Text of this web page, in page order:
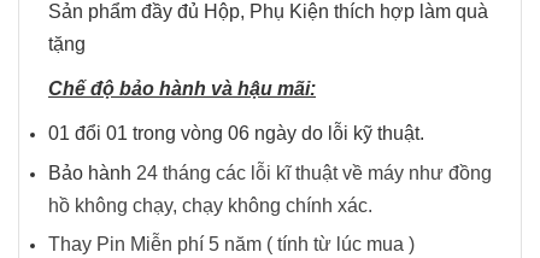
Sản phẩm đầy đủ Hộp, Phụ Kiện thích hợp làm quà
tặng
Chế độ bảo hành và hậu mãi:
01 đổi 01 trong vòng 06 ngày do lỗi kỹ thuật.
Bảo hành 24 tháng các lỗi kĩ thuật về máy như đồng
hồ không chạy, chạy không chính xác.
Thay Pin Miễn phí 5 năm ( tính từ lúc mua )